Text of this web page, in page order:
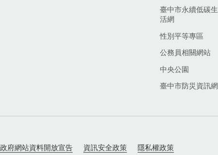
臺中市永續低碳生
活網
性別平等專區
公務員相關網站
中央公園
臺中市防災資訊網
政府網站資料開放宣告 資訊安全政策 隱私權政策